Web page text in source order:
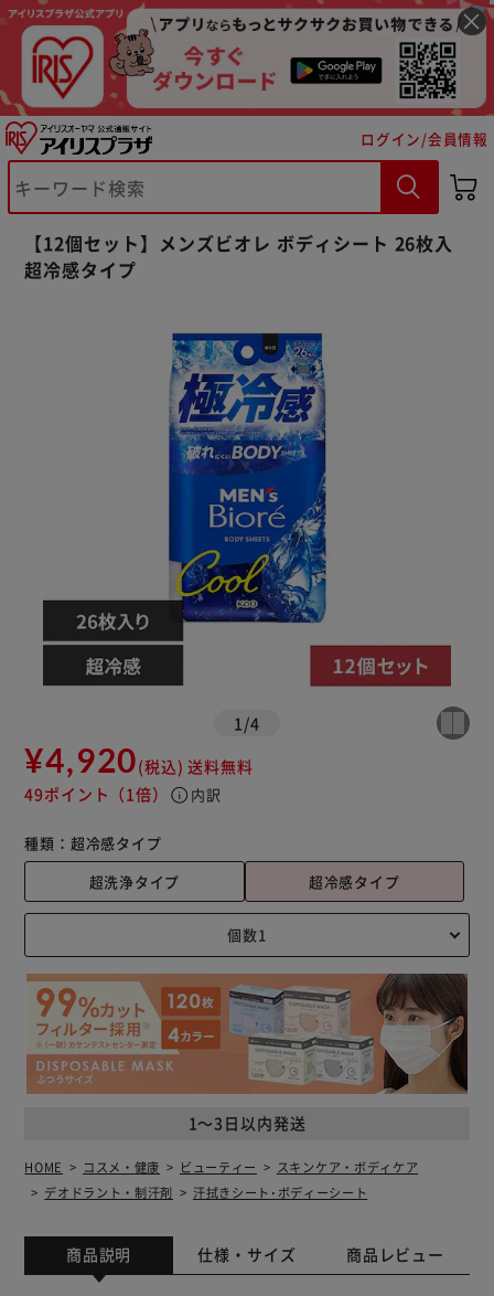
ログイン/会員情報
【12個セット】メンズビオレ ボディシート 26枚入
超冷感タイプ
1 /4
¥4,920(税込) 送料無料
49ポイント （1倍） info 内訳
種類： 超冷感タイプ
超洗浄タイプ
超冷感タイプ
1～3日以内発送
HOME コスメ・健康 ビューティー
スキンケア・ボディケア
デオドラント・制汗剤
汗拭きシート･ボディーシート
商品説明 仕様・サイズ 商品レビュー
※ご確認ください
カートに入れる 購入手続きへ